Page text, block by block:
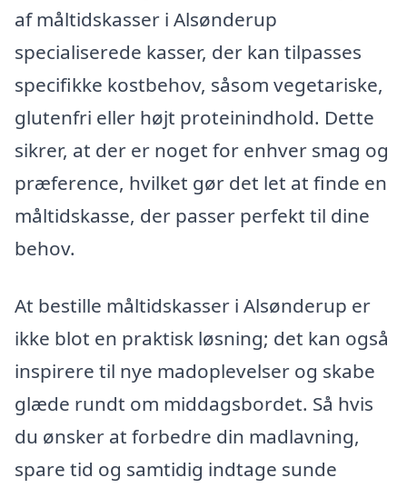
af måltidskasser i Alsønderup
specialiserede kasser, der kan tilpasses
specifikke kostbehov, såsom vegetariske,
glutenfri eller højt proteinindhold. Dette
sikrer, at der er noget for enhver smag og
præference, hvilket gør det let at finde en
måltidskasse, der passer perfekt til dine
behov.
At bestille måltidskasser i Alsønderup er
ikke blot en praktisk løsning; det kan også
inspirere til nye madoplevelser og skabe
glæde rundt om middagsbordet. Så hvis
du ønsker at forbedre din madlavning,
spare tid og samtidig indtage sunde